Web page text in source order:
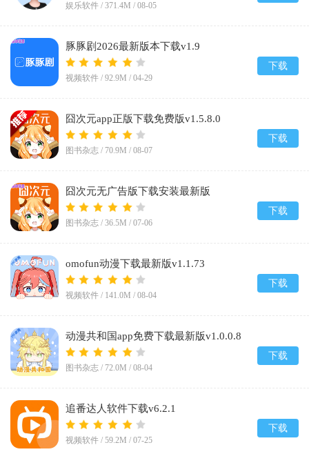
娱乐软件 / 371.4M / 08-05
豚豚剧2026最新版本下载v1.9
视频软件 / 92.9M / 04-29
下载
囧次元app正版下载免费版v1.5.8.0
图书杂志 / 70.9M / 08-07
下载
囧次元无广告版下载安装最新版
2026v1.5.8.0
图书杂志 / 36.5M / 07-06
下载
omofun动漫下载最新版v1.1.73
视频软件 / 141.0M / 08-04
下载
动漫共和国app免费下载最新版v1.0.0.8
图书杂志 / 72.0M / 08-04
下载
追番达人软件下载v6.2.1
视频软件 / 59.2M / 07-25
下载